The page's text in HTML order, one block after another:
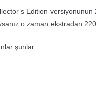
Edition
o zaman ekstradan
şunlar: